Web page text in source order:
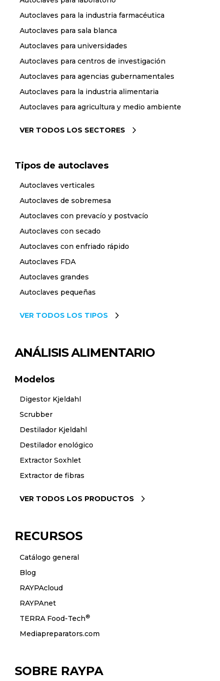
Autoclaves para la industria farmacéutica
Autoclaves para sala blanca
Autoclaves para universidades
Autoclaves para centros de investigación
Autoclaves para agencias gubernamentales
Autoclaves para la industria alimentaria
Autoclaves para agricultura y medio ambiente
VER TODOS LOS SECTORES
Tipos de autoclaves
Autoclaves verticales
Autoclaves de sobremesa
Autoclaves con prevacío y postvacío
Autoclaves con secado
Autoclaves con enfriado rápido
Autoclaves FDA
Autoclaves grandes
Autoclaves pequeñas
VER TODOS LOS TIPOS
ANÁLISIS ALIMENTARIO
Modelos
Digestor Kjeldahl
Scrubber
Destilador Kjeldahl
Destilador enológico
Extractor Soxhlet
Extractor de fibras
VER TODOS LOS PRODUCTOS
RECURSOS
Catálogo general
Blog
RAYPAcloud
RAYPAnet
TERRA Food-Tech®
Mediapreparators.com
SOBRE RAYPA